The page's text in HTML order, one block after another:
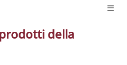
della